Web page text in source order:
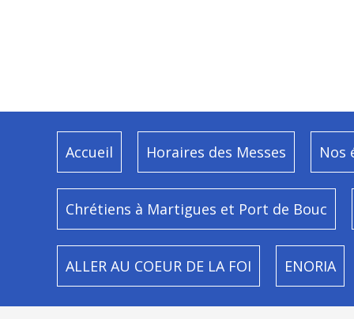
Accueil Horaires des Messes Nos
Chrétiens à Martigues et Port de Bouc
ALLER AU COEUR DE LA FOI ENORIA